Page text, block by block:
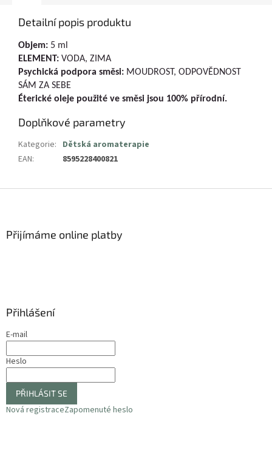
Detailní popis produktu
Objem: 5 ml
ELEMENT: VODA, ZIMA
Psychická podpora směsi: MOUDROST, ODPOVĚDNOST
SÁM ZA SEBE
Éterické oleje použité ve směsi jsou 100% přírodní.
Doplňkové parametry
Kategorie: Dětská aromaterapie
EAN: 8595228400821
Přijímáme online platby
Přihlášení
E-mail
Heslo
PŘIHLÁSIT SE
Nová registraceZapomenuté heslo